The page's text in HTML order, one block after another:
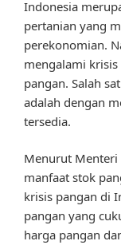
Indonesia
pertanian yang
perekonomian.
mengalami
pangan. Salah
adalah dengan
tersedia.
Menurut Menteri
manfaat stok
krisis pangan di
pangan yang
harga pangan